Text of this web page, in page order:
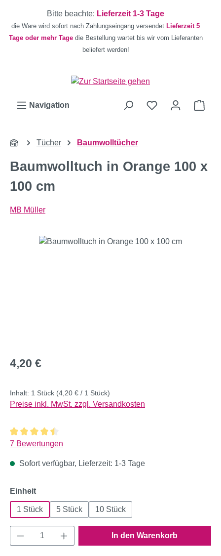
Zum Hauptinhalt springen
Bitte beachte: Lieferzeit 1-3 Tage
die Ware wird sofort nach Zahlungseingang versendet Lieferzeit 5
Tage oder mehr Tage die Bestellung wartet bis wir vom Lieferanten
beliefert werden!
Navigation
Tücher Baumwolltücher
Baumwolltuch in Orange 100 x
100 cm
MB Müller
Bildergalerie überspringen
Regulärer Preis:
4,20 €
Inhalt: 1 Stück (4,20 € / 1 Stück)
Preise inkl. MwSt. zzgl. Versandkosten
Durchschnittliche Bewertung von 4.57 von 5 Sternen
7 Bewertungen
Sofort verfügbar, Lieferzeit: 1-3 Tage
Einheitauswählen
1 Stück 5 Stück 10 Stück
Produkt Anzahl: Gib den gewünschten
In den Warenkorb